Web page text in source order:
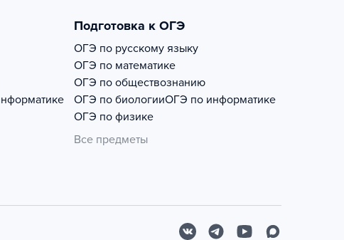
Подготовка к ОГЭ
ОГЭ по русскому языку
ОГЭ по математике
ОГЭ по обществознанию
ОГЭ по биологииОГЭ по информатике
ОГЭ по физике
Все предметы